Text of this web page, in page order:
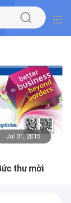
Jul 01, 2015
thư mời